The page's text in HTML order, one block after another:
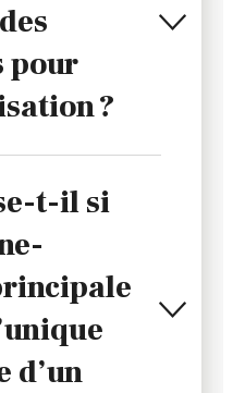
pour
?
t-il si
d’un